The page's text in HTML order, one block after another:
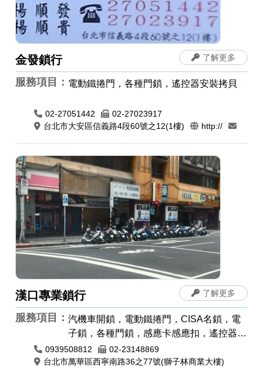
金發鎖行
服務項目： 電動鐵捲門，各種門鎖，遙控器安裝拷貝
02-27051442
02-27023917
台北市大安區信義路4段60號之12(1樓)
http://
了解更多
漢口專業鎖行
服務項目：汽機車開鎖，電動鐵捲門，CISA名鎖，電
子鎖，各種門鎖，感應卡感應扣，遙控器安
裝拷貝，汽車開鎖，機車開鎖，電腦刻印，
橡皮章，牛角印章，印鑑章，原子章
0939508812
02-23148869
台北市萬華區西寧南路36之77號(獅子林商業大樓)
了解更多